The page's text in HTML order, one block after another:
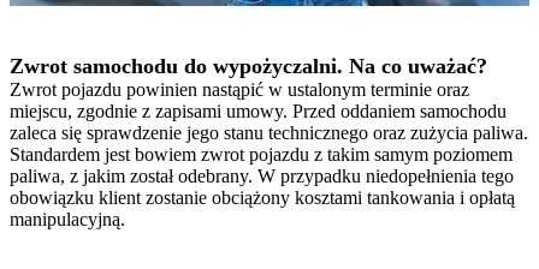
Zwrot samochodu do wypożyczalni. Na co uważać?
Zwrot pojazdu powinien nastąpić w ustalonym terminie oraz
miejscu, zgodnie z zapisami umowy. Przed oddaniem samochodu
zaleca się sprawdzenie jego stanu technicznego oraz zużycia paliwa.
Standardem jest bowiem zwrot pojazdu z takim samym poziomem
paliwa, z jakim został odebrany. W przypadku niedopełnienia tego
obowiązku klient zostanie obciążony kosztami tankowania i opłatą
manipulacyjną.